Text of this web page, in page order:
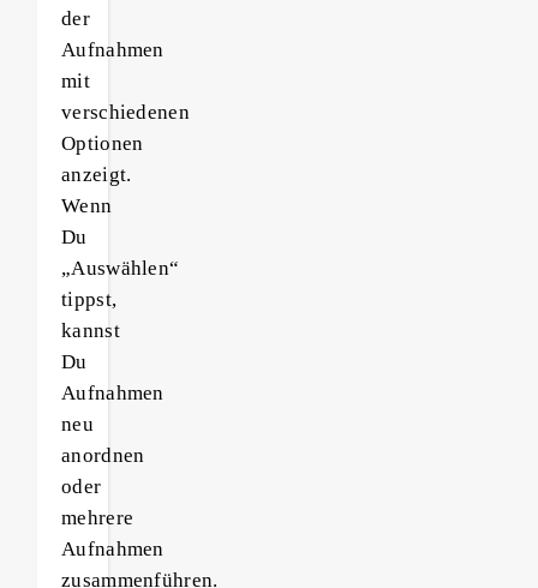
der
Aufnahmen
mit
verschiedenen
Optionen
anzeigt.
Wenn
Du
„Auswählen“
tippst,
kannst
Du
Aufnahmen
neu
anordnen
oder
mehrere
Aufnahmen
zusammenführen.